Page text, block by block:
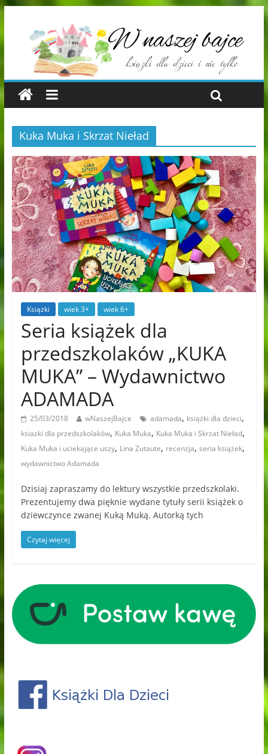
Kuka Muka i Skrzat Nieład
Książki wiek 3+ wiek 6+
Seria książek dla
przedszkolaków „KUKA
MUKA” – Wydawnictwo
ADAMADA
25/03/2018 wNaszejBajce adamada, książki dla dzieci,
ksiazki dla przedszkolaków, Kuka Muka, Kuka Muka i Skrzat Nieład,
Kuka Muka i uciekające uszy, Lina Zutaute, recenzja, seria książek,
wydawnictwo Adamada
Dzisiaj zapraszamy do lektury wszystkie przedszkolaki.
Prezentujemy dwa pięknie wydane tytuły serii książek o
dziewczynce zwanej Kuką Muką. Autorką tych
Czytaj więcej